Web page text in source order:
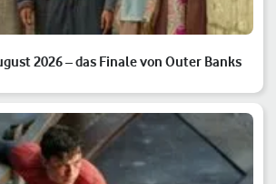
2026 – das Finale von Outer Banks